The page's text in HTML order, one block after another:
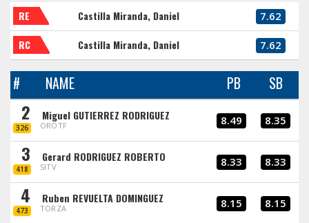
RE Castilla Miranda, Daniel 7.62
RC Castilla Miranda, Daniel 7.62
# NAME PB SB
2
326
Miguel GUTIERREZ RODRIGUEZ
OROTF 8.49 8.35
3
418
Gerard RODRIGUEZ ROBERTO
SITV 8.33 8.33
4
473
Ruben REVUELTA DOMINGUEZ
TORZA 8.15 8.15